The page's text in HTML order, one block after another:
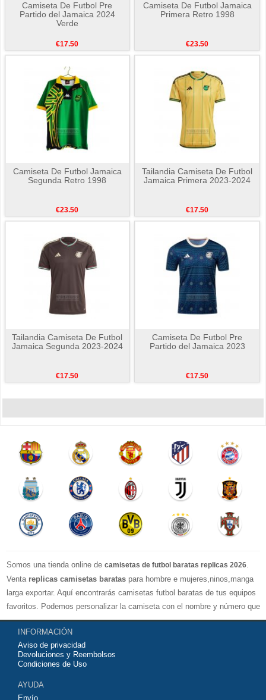
Camiseta De Futbol Pre
Partido del Jamaica 2024
Verde
€17.50
Camiseta De Futbol Jamaica
Primera Retro 1998
€23.50
Camiseta De Futbol Jamaica
Segunda Retro 1998
€23.50
Tailandia Camiseta De Futbol
Jamaica Primera 2023-2024
€17.50
Tailandia Camiseta De Futbol
Jamaica Segunda 2023-2024
€17.50
Camiseta De Futbol Pre
Partido del Jamaica 2023
€17.50
Somos una tienda online de camisetas de futbol baratas replicas 2026
Venta replicas camisetas baratas para hombre e mujeres,ninos,manga
larga exportar. Aquí encontrarás camisetas futbol baratas de tus equipos
favoritos. Podemos personalizar la camiseta con el nombre y número que
quieras. Nuestrascamisetas de futbol replicasson de máxima calidad
tailandesa por lo que estamos convencidos que quedarás muy satisfecho
con ella. Estas camisetas tienen un tejido transpirable por lo que te
servirán para jugar al fútbol o simplemente para animar a tu equipo
contáctanos y haremos lo posible para conseguirtela lo más barata
INFORMACIÓN
Aviso de privacidad
Devoluciones y Reembolsos
Condiciones de Uso
AYUDA
Envío